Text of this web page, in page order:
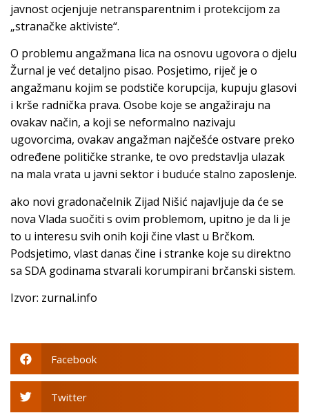
javnost ocjenjuje netransparentnim i protekcijom za
„stranačke aktiviste“.
O problemu angažmana lica na osnovu ugovora o djelu
Žurnal je već detaljno pisao. Posjetimo, riječ je o
angažmanu kojim se podstiče korupcija, kupuju glasovi
i krše radnička prava. Osobe koje se angažiraju na
ovakav način, a koji se neformalno nazivaju
ugovorcima, ovakav angažman najčešće ostvare preko
određene političke stranke, te ovo predstavlja ulazak
na mala vrata u javni sektor i buduće stalno zaposlenje.
ako novi gradonačelnik Zijad Nišić najavljuje da će se
nova Vlada suočiti s ovim problemom, upitno je da li je
to u interesu svih onih koji čine vlast u Brčkom.
Podsjetimo, vlast danas čine i stranke koje su direktno
sa SDA godinama stvarali korumpirani brčanski sistem.
Izvor: zurnal.info
Facebook
Twitter